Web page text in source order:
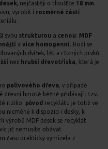
, nejčastěji o tloušťce 18 mm
vyrobit i rozměrné části
svou strukturou a cenou: MDF
a více homogenní . Hodí se
dvířek, lišt a různých prvků
než hrubší dřevotříska , která je
palivového dřeva , v případě
dřevní hmotě běžně přidávají i tzv.
riziko: původ recyklátu je totiž ve
nicméně k dispozici i desky, k
výrobě MDF desek se recyklát
již nemusíte obávat
času prakticky vymizela z